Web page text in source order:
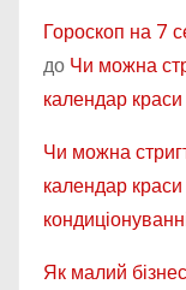
Гороскоп на 7
до Чи можна
календар краси
Чи можна
календар краси
Як малий